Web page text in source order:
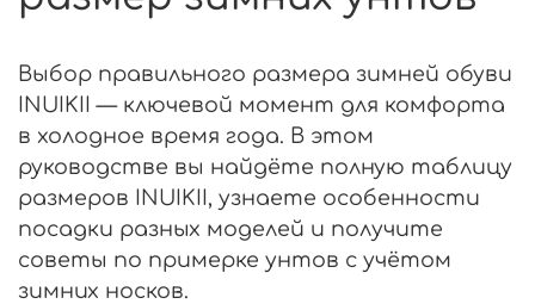
Выбор правильного размера зимней обуви
INUIKII — ключевой момент для комфорта
в холодное время года. В этом
руководстве вы найдёте полную таблицу
размеров INUIKII, узнаете особенности
посадки разных моделей и получите
советы по примерке унтов с учётом
зимних носков.